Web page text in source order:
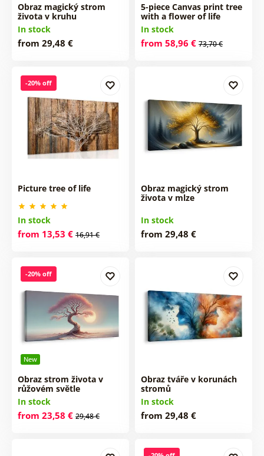
Obraz magický strom
života v kruhu
In stock
from 29,48 €
5-piece Canvas print tree
with a flower of life
In stock
from 58,96 € 73,70 €
-20% off
Picture tree of life
In stock
from 13,53 € 16,91 €
Obraz magický strom
života v mlze
In stock
from 29,48 €
New
-20% off
Obraz strom života v
růžovém světle
In stock
from 23,58 € 29,48 €
Obraz tváře v korunách
stromů
In stock
from 29,48 €